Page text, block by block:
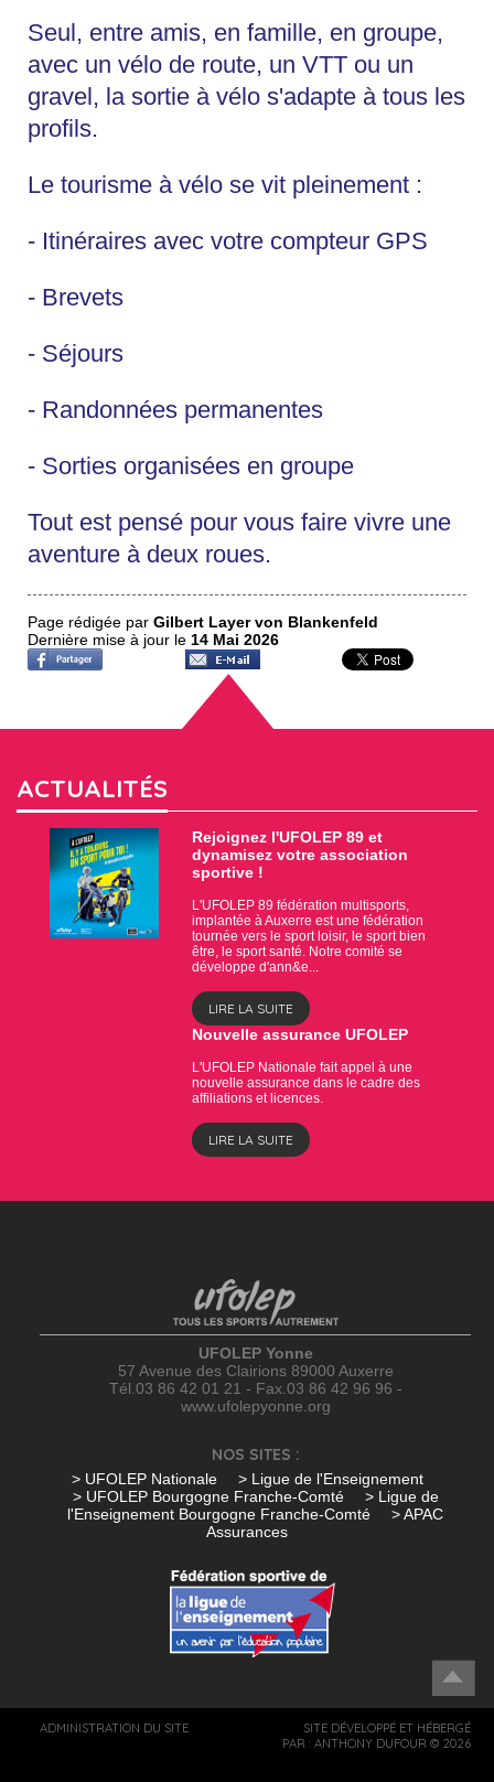
Seul, entre amis, en famille, en groupe,
avec un vélo de route, un VTT ou un
gravel, la sortie à vélo s'adapte à tous les
profils.
Le tourisme à vélo se vit pleinement :
- Itinéraires avec votre compteur GPS
- Brevets
- Séjours
- Randonnées permanentes
- Sorties organisées en groupe
Tout est pensé pour vous faire vivre une
aventure à deux roues.
Page rédigée par Gilbert Layer von Blankenfeld
Dernière mise à jour le 14 Mai 2026
ACTUALITÉS
Rejoignez l'UFOLEP 89 et
dynamisez votre association
sportive !
L'UFOLEP 89 fédération multisports,
implantée à Auxerre est une fédération
tournée vers le sport loisir, le sport bien
être, le sport santé. Notre comité se
développe d'ann&e...
LIRE LA SUITE
Nouvelle assurance UFOLEP
L'UFOLEP Nationale fait appel à une
nouvelle assurance dans le cadre des
affiliations et licences.
LIRE LA SUITE
UFOLEP Yonne
57 Avenue des Clairions 89000 Auxerre
Tél.03 86 42 01 21 - Fax.03 86 42 96 96 -
www.ufolepyonne.org
NOS SITES :
> UFOLEP Nationale
> Ligue de l'Enseignement
> UFOLEP Bourgogne Franche-Comté
> Ligue de
l'Enseignement Bourgogne Franche-Comté
> APAC
Assurances
ADMINISTRATION DU SITE
SITE DÉVELOPPÉ ET HÉBERGÉ
PAR : ANTHONY DUFOUR © 2026